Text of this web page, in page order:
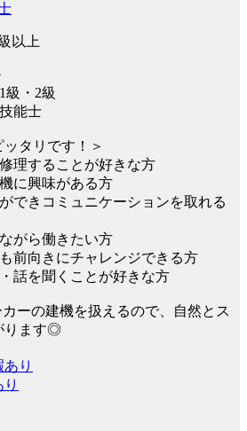
以上
級・2級
能士
タリです！＞
理することが好きな方
に興味がある方
できコミュニケーションを取れる
がら働きたい方
前向きにチャレンジできる方
話を聞くことが好きな方
ーの建機を扱えるので、自然とス
ります◎
り